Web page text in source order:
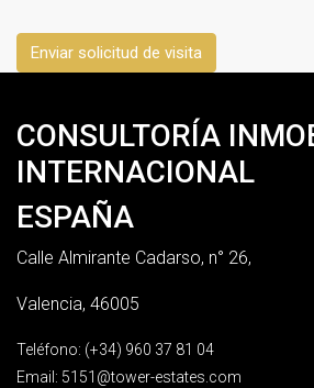
Enviar solicitud de visita
CONSULTORÍA
INTERNACIONAL
ESPAÑA
Calle Almirante Cadarso, n° 26,
Valencia, 46005
Teléfono: (+34) 960 37 81 04
Email: 5151@tower-estates.com